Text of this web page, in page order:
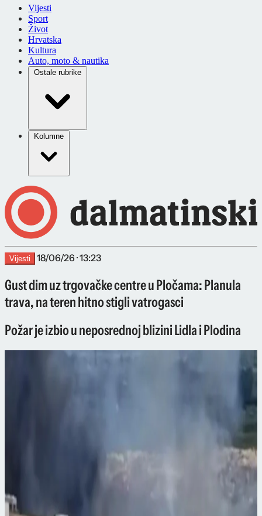
Vijesti
Sport
Život
Hrvatska
Kultura
Auto, moto & nautika
Ostale rubrike
Kolumne
Vijesti 18/06/26 · 13:23
Gust dim uz trgovačke centre u Pločama: Planula
trava, na teren hitno stigli vatrogasci
Požar je izbio u neposrednoj blizini Lidla i Plodina